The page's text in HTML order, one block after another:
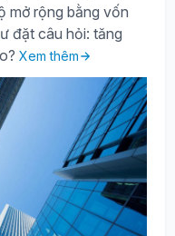
mở rộng bằng vốn
đặt câu hỏi: tăng
Xem thêm